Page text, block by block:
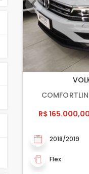
R$ 165.000,00
2018/2019
Flex